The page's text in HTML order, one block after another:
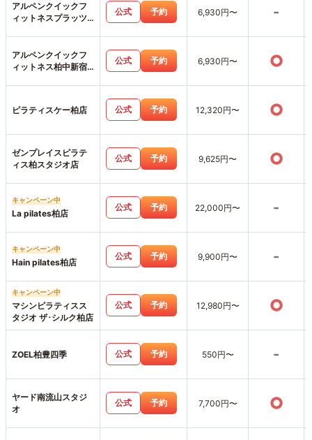
アルペンクイックフ
ィットネスプラッツ
公式 予約 6,930円〜 -
アルペンクイックフ
ィットネス柏中新宿
公式 予約 6,930円〜 ○
ピラティスケー柏店 公式 予約 12,320円〜 ○
ゼンプレイスピラテ
ィス柏スタジオ店
公式 予約 9,625円〜 ○
キャンペーン中
La pilates柏店
公式 予約 22,000円〜 -
キャンペーン中
Hain pilates柏店
公式 予約 9,900円〜 -
キャンペーン中
マシンピラティスス
タジオ ザ･シルク柏店
公式 予約 12,980円〜 ○
ZOEL柏豊四季 公式 予約 550円〜 -
ヤード南流山スタジ
オ
公式 予約 7,700円〜 ○